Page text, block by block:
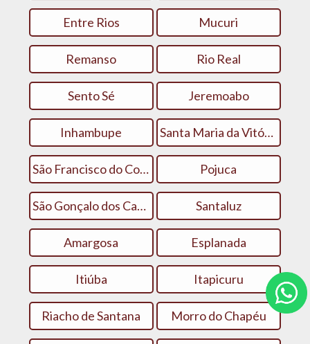
Entre Rios Mucuri
Remanso Rio Real
Sento Sé Jeremoabo
Inhambupe Santa Maria da Vitória
São Francisco do Conde Pojuca
São Gonçalo dos Campos Santaluz
Amargosa Esplanada
Itiúba Itapicuru
Riacho de Santana Morro do Chapéu